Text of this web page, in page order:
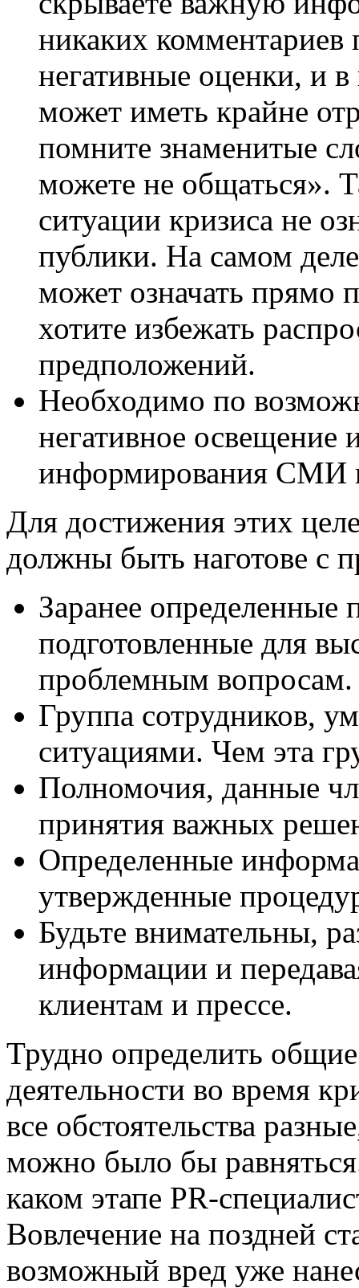
никаких комментариев
негативные оценки, и
может иметь крайне
помните знаменитые
можете не общаться».
ситуации кризиса не
публики. На самом
может означать прямо
хотите избежать
предположений.
Необходимо по
негативное освещение
информирования СМИ
Для достижения этих
должны быть наготове с
Заранее определенные
подготовленные для
проблемным вопросам.
Группа сотрудников,
ситуациями. Чем эта
Полномочия, данные
принятия важных
Определенные
утвержденные
Будьте внимательны,
информации и
клиентам и прессе.
Трудно определить
деятельности во время
все обстоятельства
можно было бы
каком этапе PR-
Вовлечение на поздней
возможный вред уже